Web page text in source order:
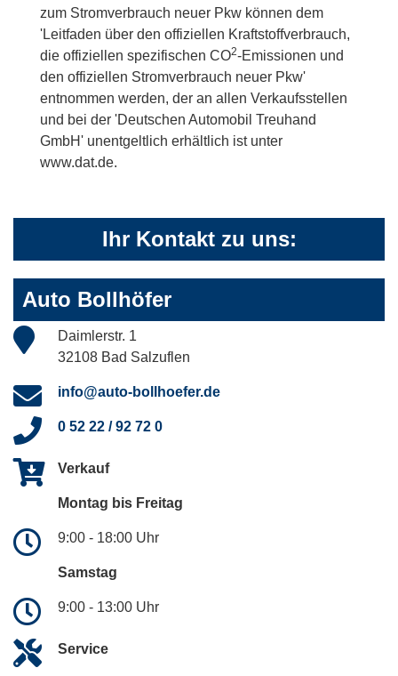
zum Stromverbrauch neuer Pkw können dem
'Leitfaden über den offiziellen Kraftstoffverbrauch,
die offiziellen spezifischen CO2-Emissionen und
den offiziellen Stromverbrauch neuer Pkw'
entnommen werden, der an allen Verkaufsstellen
und bei der 'Deutschen Automobil Treuhand
GmbH' unentgeltlich erhältlich ist unter
www.dat.de.
Ihr Kontakt zu uns:
Auto Bollhöfer
Daimlerstr. 1
32108 Bad Salzuflen
info@auto-bollhoefer.de
0 52 22 / 92 72 0
Verkauf
Montag bis Freitag
9:00 - 18:00 Uhr
Samstag
9:00 - 13:00 Uhr
Service